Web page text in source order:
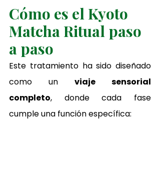
Cómo es el Kyoto
Matcha Ritual paso
a paso
Este tratamiento ha sido diseñado
como un viaje sensorial
completo, donde cada fase
cumple una función específica: